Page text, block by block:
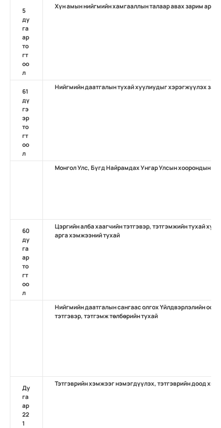
5
ду
га
ар
то
гт
оо
л
Хүн амын нийгмийн хамгааллын талаар авах зарим арга
61
дү
гэ
эр
то
гт
оо
л
Нийгмийн даатгалын тухай хуулиудыг хэрэгжүүлэх
Монгол Улс, Бүгд Найрамдах Унгар Улсын хоорондын
60
ду
га
ар
то
гт
оо
л
Цэргийн алба хаагчийн тэтгэвэр, тэтгэмжийн тухай
арга хэмжээний тухай
Нийгмийн даатгалын сангаас олгох Үйлдвэрлэлийн
тэтгэвэр, тэтгэмж төлбөрийн тухай
Ду
га
ар
22
1
Тэтгэврийн хэмжээг нэмэгдүүлэх, тэтгэврийн доод